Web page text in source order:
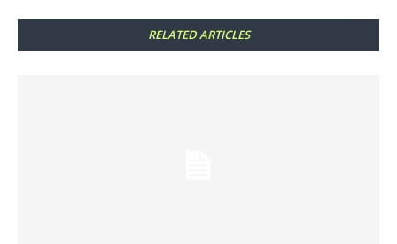
RELATED ARTICLES